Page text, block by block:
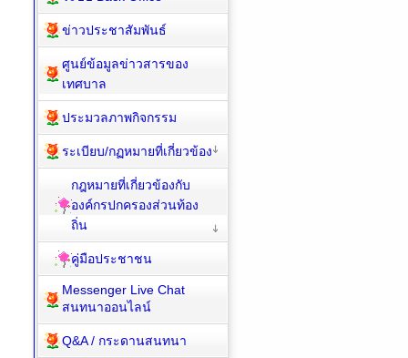
ข่าวประชาสัมพันธ์
ศูนย์ข้อมูลข่าวสารของ
เทศบาล
ประมวลภาพกิจกรรม
ระเบียบ/กฏหมายที่เกี่ยวข้อง
กฎหมายที่เกี่ยวข้องกับ
องค์กรปกครองส่วนท้อง
ถิ่น
คู่มือประชาชน
Messenger Live Chat
สนทนาออนไลน์
Q&A / กระดานสนทนา